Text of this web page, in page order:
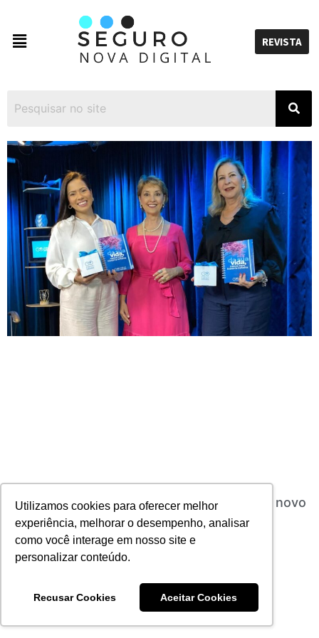
Utilizamos cookies para oferecer melhor
experiência, melhorar o desempenho, analisar
como você interage em nosso site e
personalizar conteúdo.
Recusar Cookies Aceitar Cookies
REVISTA
Histórias de superação e liderança marcam novo
episódio do podcast Doses Milionárias
21/08/2025 Nenhum comentário
Leia mais